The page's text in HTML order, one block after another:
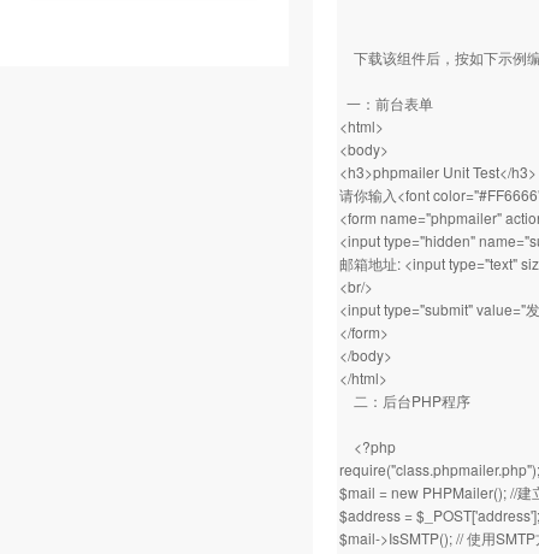
下载该组件后，按如下示例
一：前台表单
<html>
<body>
<h3>phpmailer Unit Test</h3>
请你输入<font
<form name="phpmailer"
<input type="hidden"
邮箱地址: <input type="text"
<br/>
<input type="submit" value="
</form>
</body>
</html>
二：后台PHP程序
<?php
$mail = new PHPMailer(); //建
$address = $_POST['address'];
$mail->IsSMTP(); // 使用